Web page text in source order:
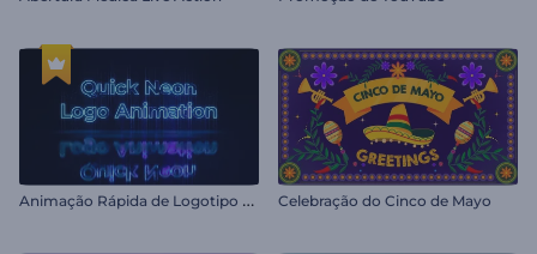
A
nimação Rápida de Logotipo Neon Celebração do Cinco de Mayo